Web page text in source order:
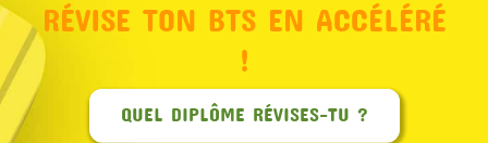
RÉVISE TON BTS EN ACCÉLÉRÉ
!
QUEL DIPLÔME RÉVISES-TU ?